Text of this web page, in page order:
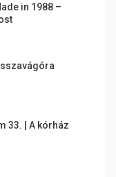
in 1988 –
33. | A kórház